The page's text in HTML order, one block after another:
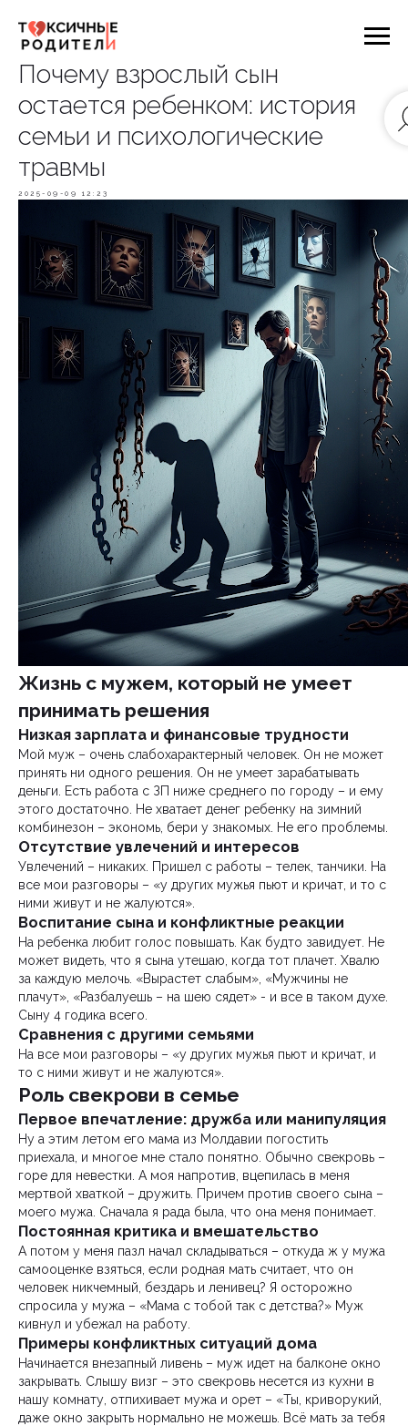
Почему взрослый сын
остается ребенком: история
семьи и психологические
травмы
2025-09-09 12:23
Жизнь с мужем, который не умеет
принимать решения
Низкая зарплата и финансовые трудности
Мой муж – очень слабохарактерный человек. Он не может
принять ни одного решения. Он не умеет зарабатывать
деньги. Есть работа с ЗП ниже среднего по городу – и ему
этого достаточно. Не хватает денег ребенку на зимний
комбинезон – экономь, бери у знакомых. Не его проблемы.
Отсутствие увлечений и интересов
Увлечений – никаких. Пришел с работы – телек, танчики. На
все мои разговоры – «у других мужья пьют и кричат, и то с
ними живут и не жалуются».
Воспитание сына и конфликтные реакции
На ребенка любит голос повышать. Как будто завидует. Не
может видеть, что я сына утешаю, когда тот плачет. Хвалю
за каждую мелочь. «Вырастет слабым», «Мужчины не
плачут», «Разбалуешь – на шею сядет» - и все в таком духе.
Сыну 4 годика всего.
Сравнения с другими семьями
На все мои разговоры – «у других мужья пьют и кричат, и
то с ними живут и не жалуются».
Роль свекрови в семье
Первое впечатление: дружба или манипуляция
Ну а этим летом его мама из Молдавии погостить
приехала, и многое мне стало понятно. Обычно свекровь –
горе для невестки. А моя напротив, вцепилась в меня
мертвой хваткой – дружить. Причем против своего сына –
моего мужа. Сначала я рада была, что она меня понимает.
Постоянная критика и вмешательство
А потом у меня пазл начал складываться – откуда ж у мужа
самооценке взяться, если родная мать считает, что он
человек никчемный, бездарь и ленивец? Я осторожно
спросила у мужа – «Мама с тобой так с детства?» Муж
кивнул и убежал на работу.
Примеры конфликтных ситуаций дома
Начинается внезапный ливень – муж идет на балконе окно
закрывать. Слышу визг – это свекровь несется из кухни в
нашу комнату, отпихивает мужа и орет – «Ты, криворукий,
даже окно закрыть нормально не можешь. Всё мать за тебя